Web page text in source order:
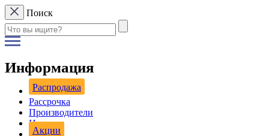
Поиск
Информация
Распродажа
Рассрочка
Производители
Новости
Акции